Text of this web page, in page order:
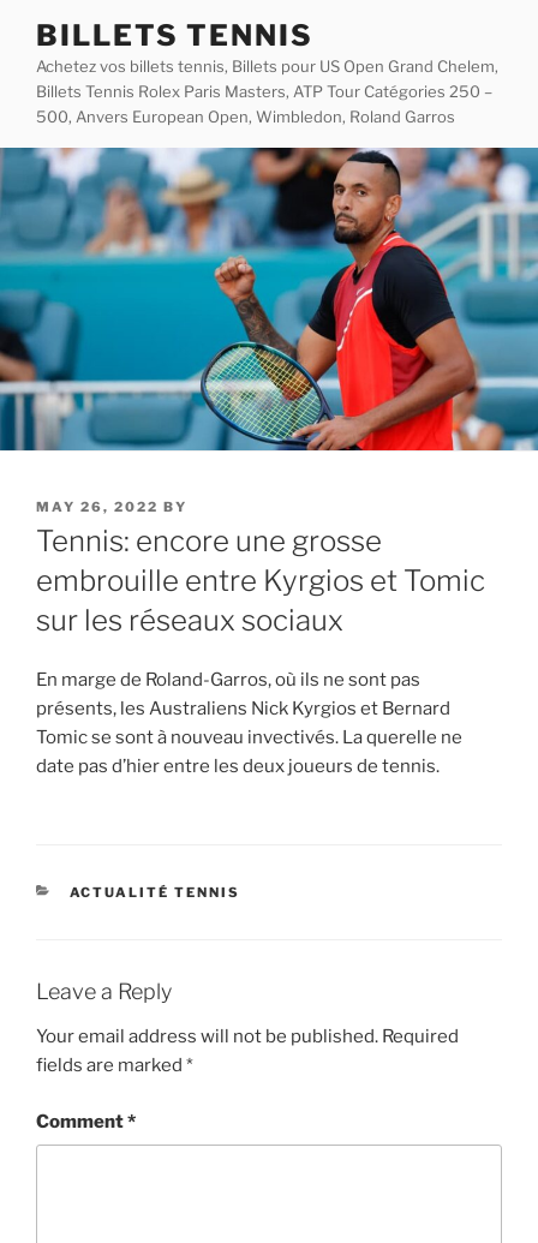
content
BILLETS TENNIS
Achetez vos billets tennis, Billets pour US Open Grand Chelem,
Billets Tennis Rolex Paris Masters, ATP Tour Catégories 250 –
500, Anvers European Open, Wimbledon, Roland Garros
POSTED
ON
MAY 26, 2022 BY
Tennis: encore une grosse
embrouille entre Kyrgios et Tomic
sur les réseaux sociaux
En marge de Roland-Garros, où ils ne sont pas
présents, les Australiens Nick Kyrgios et Bernard
Tomic se sont à nouveau invectivés. La querelle ne
date pas d’hier entre les deux joueurs de tennis.
CATEGORIES
ACTUALITÉ TENNIS
Leave a Reply
Your email address will not be published. Required
fields are marked *
Comment*